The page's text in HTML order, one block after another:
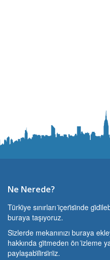
Ne Nerede?
Türki̇ye sınırları i̇çeri̇si̇nde
buraya taşıyoruz.
Si̇zlerde mekanınızı buraya
hakkında gi̇tmeden ön i̇zleme
paylaşabi̇li̇rsi̇ni̇z.